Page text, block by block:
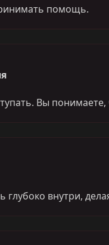
помощь.
Вы
внутри,